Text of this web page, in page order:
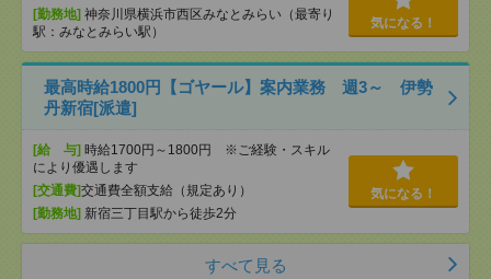
[勤務地] 神奈川県横浜市西区みなとみらい（最寄り
駅：みなとみらい駅）
気になる！
最高時給1800円【ゴヤール】案内業務 週3～ 伊勢
丹新宿[派遣]
[給 与] 時給1700円～1800円 ※ご経験・スキル
により優遇します
[交通費]交通費全額支給（規定あり）
[勤務地] 新宿三丁目駅から徒歩2分
気になる！
すべて見る